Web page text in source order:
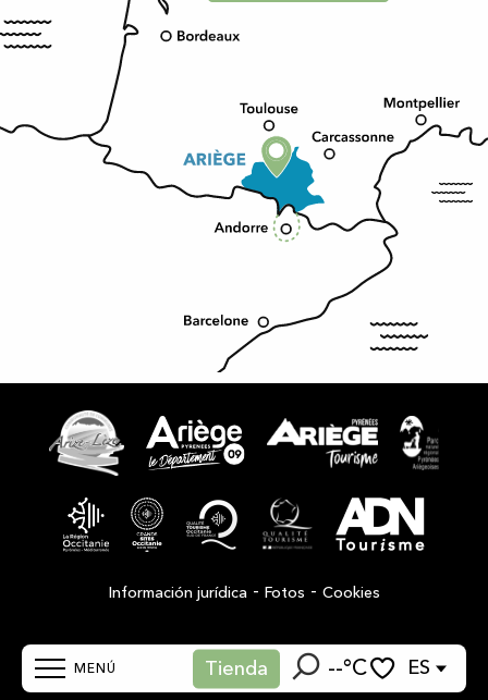
MENÚ Tienda --°C ES
Información jurídica - Fotos - Cookies